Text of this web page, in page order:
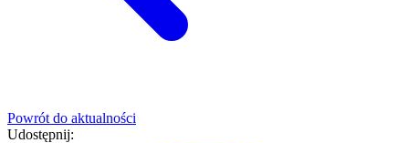
Powrót do aktualności
Udostępnij: